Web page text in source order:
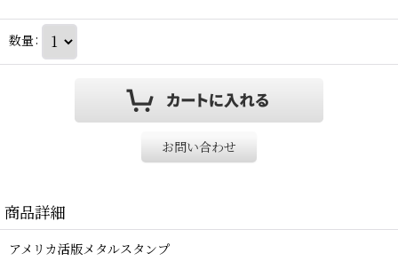
数量:
お問い合わせ
商品詳細
アメリカ活版メタルスタンプ